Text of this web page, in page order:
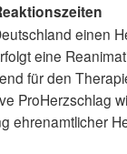
einen
eine
für den
ProHerzschlag
ehrenamtlicher